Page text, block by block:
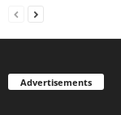
Advertisements